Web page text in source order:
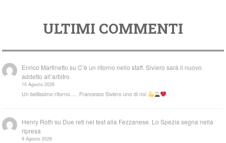
ULTIMI COMMENTI
Enrico Martinetto suC’è un ritorno nello staff. Siviero sarà il nuovo
addetto all’arbitro
10 Agosto 2026
Un bellissimo ritorno..... Francesco Siviero uno di noi
Henry Roth su Due reti nel test alla Fezzanese. Lo Spezia segna nella
ripresa
9 Agosto 2026